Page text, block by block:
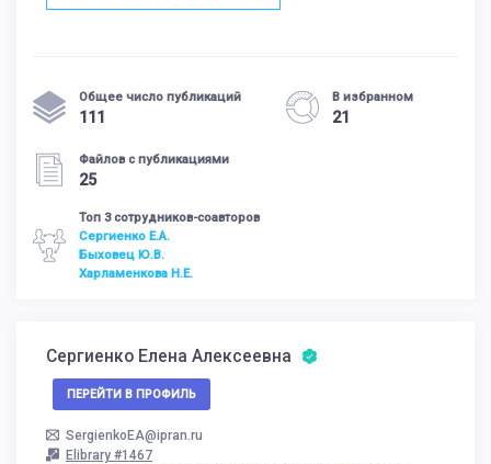
Общее число публикаций
111
В избранном
21
Файлов с публикациями
25
Топ 3 сотрудников-соавторов
Сергиенко Е.А.
Быховец Ю.В.
Харламенкова Н.Е.
Сергиенко Елена Алексеевна
ПЕРЕЙТИ В ПРОФИЛЬ
SergienkoEA@ipran.ru
Elibrary #1467